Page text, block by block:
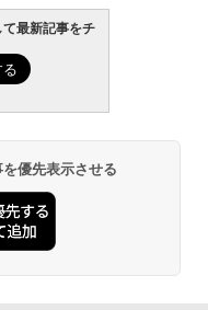
最新記事をチ
優先表示させる